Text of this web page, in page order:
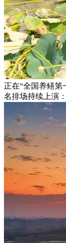
正在“全国养鳝第
名排场持续上演